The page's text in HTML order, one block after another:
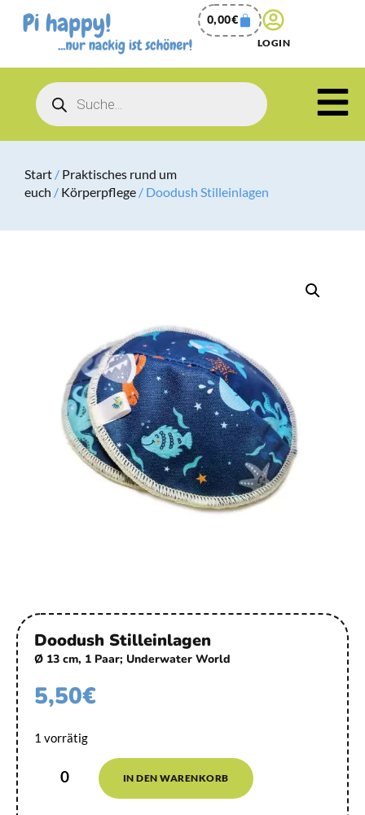
0,00€
LOGIN
Start / Praktisches rund um
euch / Körperpflege / Doodush Stilleinlagen
Doodush Stilleinlagen
Ø 13 cm, 1 Paar; Underwater World
5,50€
1 vorrätig
IN DEN WARENKORB